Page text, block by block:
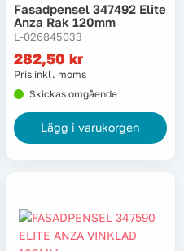
Fasadpensel 347492 Elite
Anza Rak 120mm
L-026845033
282,50 kr
Pris inkl. moms
Skickas omgående
Lägg i varukorgen